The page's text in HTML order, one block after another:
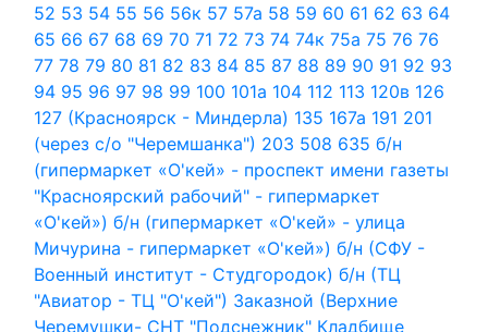
52 53 54 55 56 56к 57 57а 58 59 60 61 62 63 64
65 66 67 68 69 70 71 72 73 74 74к 75а 75 76 76
77 78 79 80 81 82 83 84 85 87 88 89 90 91 92 93
94 95 96 97 98 99 100 101а 104 112 113 120в 126
127 (Красноярск - Миндерла) 135 167а 191 201
(через с/о "Черемшанка") 203 508 635 б/н
(гипермаркет «О'кей» - проспект имени газеты
"Красноярский рабочий" - гипермаркет
«О'кей») б/н (гипермаркет «О'кей» - улица
Мичурина - гипермаркет «О'кей») б/н (СФУ -
Военный институт - Студгородок) б/н (ТЦ
"Авиатор - ТЦ "О'кей") Заказной (Верхние
Черемушки- СНТ "Подснежник" Кладбище